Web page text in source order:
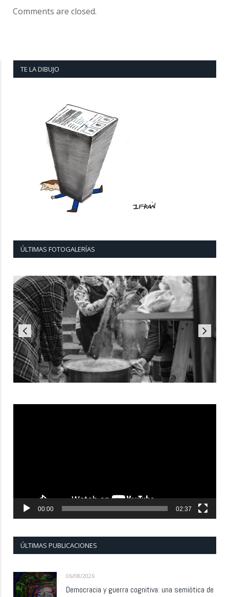
Comments are closed.
TE LA DIBUJO
ÚLTIMAS FOTOGALERÍAS
00:00 02:37
ÚLTIMAS PUBLICACIONES
06/08/2026
Democracia y guerra cognitiva: una semiótica de